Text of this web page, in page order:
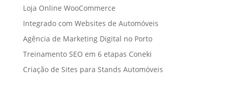
Loja Online WooCommerce
Integrado com Websites de Automóveis
Agência de Marketing Digital no Porto
Treinamento SEO em 6 etapas Coneki
Criação de Sites para Stands Automóveis